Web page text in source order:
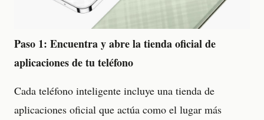
Paso 1: Encuentra y abre la tienda oficial de
aplicaciones de tu teléfono
Cada teléfono inteligente incluye una tienda de
aplicaciones oficial que actúa como el lugar más